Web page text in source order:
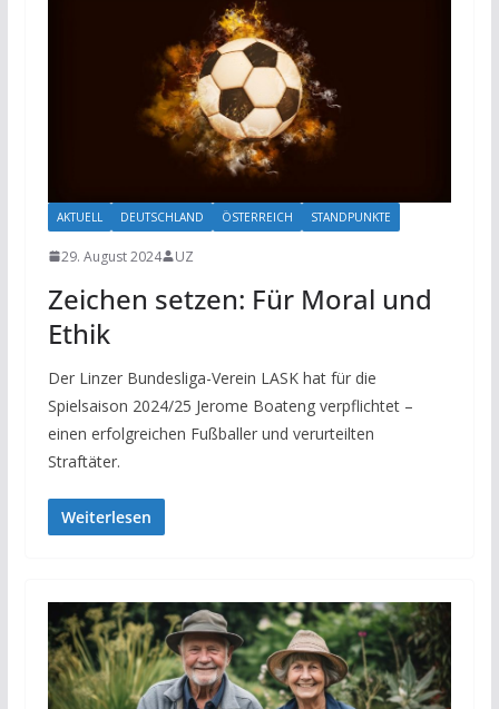
AKTUELL DEUTSCHLAND ÖSTERREICH STANDPUNKTE
29. August 2024 UZ
Zeichen setzen: Für Moral und
Ethik
Der Linzer Bundesliga-Verein LASK hat für die
Spielsaison 2024/25 Jerome Boateng verpflichtet –
einen erfolgreichen Fußballer und verurteilten
Straftäter.
Weiterlesen